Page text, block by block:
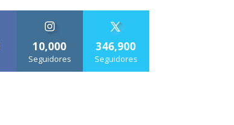
10,000
Seguidores
346,900
Seguidores